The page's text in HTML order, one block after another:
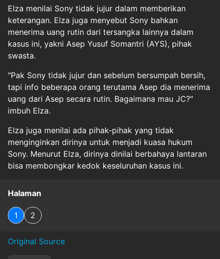
Elza menilai Sony tidak jujur dalam memberikan
keterangan. Elza juga menyebut Sony bahkan
menerima uang rutin dari tersangka lainnya dalam
kasus ini, yakni Asep Yusuf Somantri (AYS), pihak
swasta.
"Pak Sony tidak jujur dan sebelum bersumpah bersih,
tapi info beberapa orang terutama Asep dia menerima
uang dari Asep secara rutin. Bagaimana mau JC?"
imbuh Elza.
Elza juga menilai ada pihak-pihak yang tidak
menginginkan dirinya untuk menjadi kuasa hukum
Sony. Menurut Elza, dirinya dinilai berbahaya lantaran
bisa membongkar kedok keseluruhan kasus ini.
Halaman
1 2
Original Source